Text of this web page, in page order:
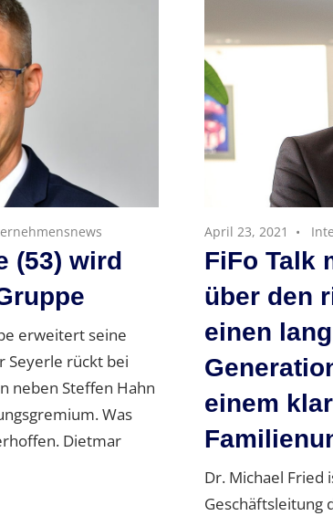
(53) wird
erweitert seine
Seyerle rückt bei
neben Steffen Hahn
Was
Dietmar
April 23, 2021
FiFo Talk
über den
einen
einem
Dr. Michael Fried
Geschäftsleitung